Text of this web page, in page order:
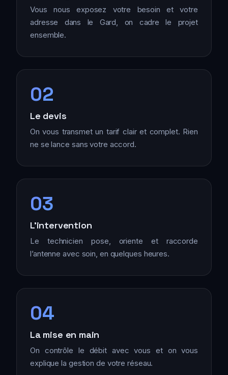
Vous nous exposez votre besoin et votre
adresse dans le Gard, on cadre le projet
ensemble.
02
Le devis
On vous transmet un tarif clair et complet. Rien
ne se lance sans votre accord.
03
L’intervention
Le technicien pose, oriente et raccorde
l’antenne avec soin, en quelques heures.
04
La mise en main
On contrôle le débit avec vous et on vous
explique la gestion de votre réseau.